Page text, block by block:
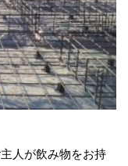
人が飲み物をお持